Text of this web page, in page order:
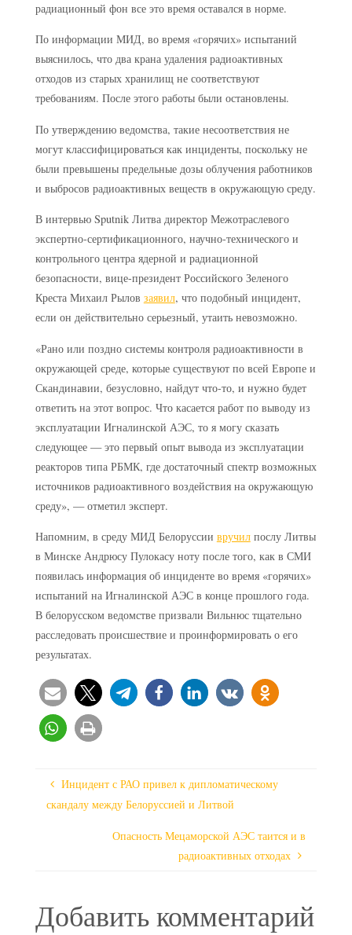
радиационный фон все это время оставался в норме.
По информации МИД, во время «горячих» испытаний
выяснилось, что два крана удаления радиоактивных
отходов из старых хранилищ не соответствуют
требованиям. После этого работы были остановлены.
По утверждению ведомства, такие несоответствия не
могут классифицироваться как инциденты, поскольку не
были превышены предельные дозы облучения работников
и выбросов радиоактивных веществ в окружающую среду.
В интервью Sputnik Литва директор Межотраслевого
экспертно-сертификационного, научно-технического и
контрольного центра ядерной и радиационной
безопасности, вице-президент Российского Зеленого
Креста Михаил Рылов заявил, что подобный инцидент,
если он действительно серьезный, утаить невозможно.
«Рано или поздно системы контроля радиоактивности в
окружающей среде, которые существуют по всей Европе и
Скандинавии, безусловно, найдут что-то, и нужно будет
ответить на этот вопрос. Что касается работ по выводу из
эксплуатации Игналинской АЭС, то я могу сказать
следующее — это первый опыт вывода из эксплуатации
реакторов типа РБМК, где достаточный спектр возможных
источников радиоактивного воздействия на окружающую
среду», — отметил эксперт.
Напомним, в среду МИД Белоруссии вручилпослу Литвы
в Минске Андрюсу Пулокасу ноту после того, как в СМИ
появилась информация об инциденте во время «горячих»
испытаний на Игналинской АЭС в конце прошлого года.
В белорусском ведомстве призвали Вильнюс тщательно
расследовать происшествие и проинформировать о его
результатах.
Инцидент с РАО привел к дипломатическому
скандалу между Белоруссией и Литвой
Опасность Мецаморской АЭС таится и в
радиоактивных отходах
Добавить комментарий